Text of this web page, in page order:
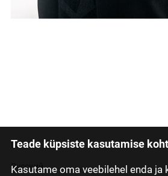
Teade küpsiste kasutamise
Kasutame oma veebilehel enda ja
Latviski
Русский